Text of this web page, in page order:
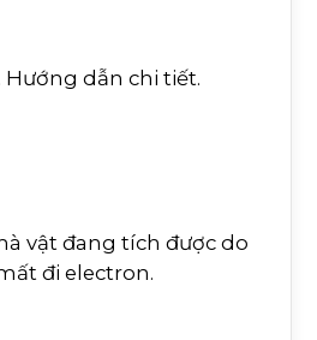
Hướng dẫn chi tiết.
vật đang tích được do
đi electron.